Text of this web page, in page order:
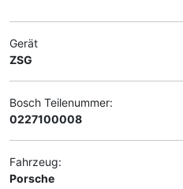
Gerät
ZSG
Bosch Teilenummer:
0227100008
Fahrzeug:
Porsche